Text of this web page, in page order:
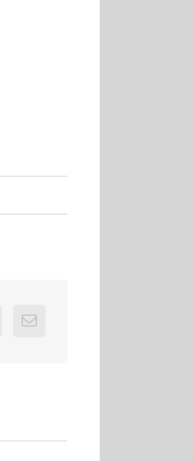
E-